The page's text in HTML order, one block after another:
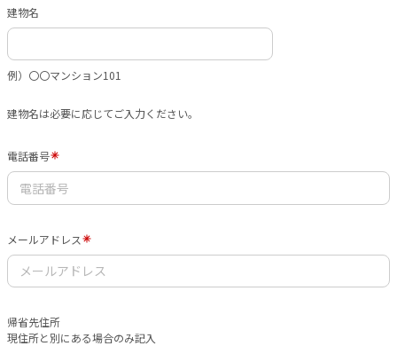
建物名
例）〇〇マンション101
建物名は必要に応じてご入力ください。
電話番号
メールアドレス
帰省先住所
現住所と別にある場合のみ記入